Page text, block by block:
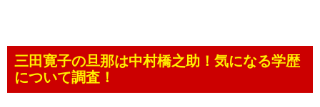
三田寛子の旦那は中村橋之助！気になる学歴
について調査！